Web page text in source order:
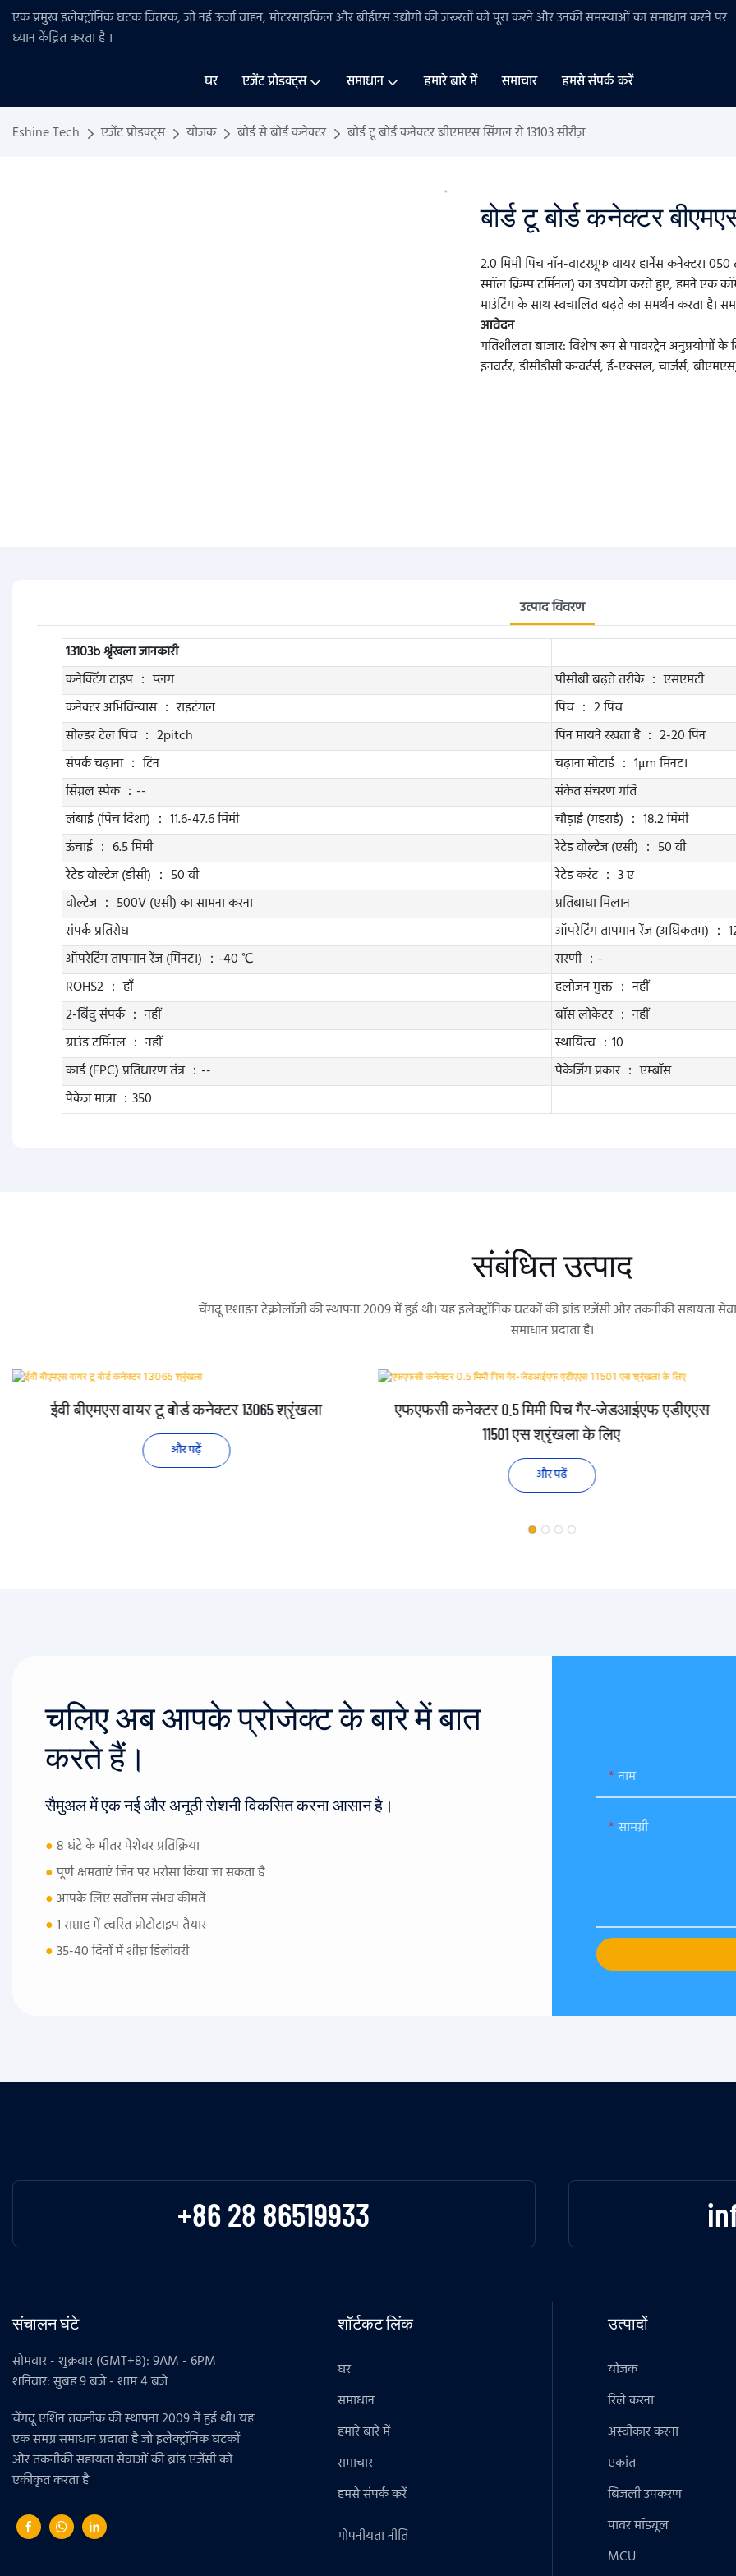
एक प्रमुख इलेक्ट्रॉनिक घटक वितरक, जो नई ऊर्जा वाहन, मोटरसाइकिल और बीईएसउद्योगों कीजरूरतों को पूरा करने और उनकी समस्याओं का समाधान करने पर
ध्यान केंद्रित करता है।
घर एजेंट प्रोडक्ट्स समाधान हमारे बारे में समाचार हमसे संपर्क करें
Eshine Tech एजेंट प्रोडक्ट्स योजक बोर्ड से बोर्ड कनेक्टर बोर्ड टू बोर्ड कनेक्टर बीएमएस सिंगल रो 13103 सीरीज़
बोर्ड टू बोर्ड कनेक्टर
2.0 मिमी पिच नॉन-वाटरप्रूफ वायर हार्नेस कनेक्टर।
स्मॉल क्रिम्प टर्मिनल) का उपयोग करते हुए, हमने एक
माउंटिंग के साथ स्वचालित बढ़ते का समर्थन करता है।
आवेदन
गतिशीलता बाजार: विशेष रूप से पावरट्रेन अनुप्रयोगों
इनवर्टर, डीसीडीसी कन्वर्टर्स, ई-एक्सल, चार्जर्स,
उत्पाद विवरण
13103b श्रृंखला जानकारी
कनेक्टिंग टाइप ： प्लग
पीसीबी बढ़ते तरीके ： एसएमटी
कनेक्टर अभिविन्यास ： राइटंगल
पिच ： 2 पिच
सोल्डर टेल पिच ： 2pitch
पिन मायने रखता है ： 2-20 पिन
संपर्क चढ़ाना ： टिन
चढ़ाना मोटाई ： 1μm मिनट।
सिग्नल स्पेक ：--
संकेत संचरण गति
लंबाई (पिच दिशा) ： 11.6-47.6 मिमी
चौड़ाई (गहराई) ： 18.2 मिमी
ऊंचाई ： 6.5 मिमी
रेटेड वोल्टेज (एसी) ： 50 वी
रेटेड वोल्टेज (डीसी) ： 50 वी
रेटेड करंट ： 3 ए
वोल्टेज ： 500V (एसी) का सामना करना
प्रतिबाधा मिलान
संपर्क प्रतिरोध
ऑपरेटिंग तापमान रेंज (अधिकतम) ：
ऑपरेटिंग तापमान रेंज (मिनट।) ：-40 ℃
सरणी ：-
ROHS2 ： हाँ
हलोजन मुक्त ： नहीं
2-बिंदु संपर्क ： नहीं
बॉस लोकेटर ： नहीं
ग्राउंड टर्मिनल ： नहीं
स्थायित्व ：10
कार्ड (FPC) प्रतिधारण तंत्र ：--
पैकेजिंग प्रकार ： एम्बॉस
पैकेज मात्रा ：350
संबंधित उत्पाद
चेंगदू एशाइन टेक्नोलॉजी की स्थापना 2009 में हुई थी। यह इलेक्ट्रॉनिक घटकों की ब्रांड एजेंसी और तकनीकी सहायता
समाधान प्रदाता है।
ईवी बीएमएस वायर टू बोर्ड कनेक्टर 13065 श्रृंखला
और पढ़ें
एफएफसी कनेक्टर 0.5 मिमी पिच गैर-जेडआईएफ एडीएएस
11501 एस श्रृंखला के लिए
और पढ़ें
चलिए अब आपके प्रोजेक्ट के बारे में बात
करते हैं।
सैमुअल में एक नई और अनूठी रोशनी विकसित करना आसान है।
● 8 घंटे के भीतर पेशेवर प्रतिक्रिया
●पूर्ण क्षमताएं जिन पर भरोसा किया जा सकता है
●आपके लिए सर्वोत्तम संभव कीमतें
●1 सप्ताह में त्वरित प्रोटोटाइप तैयार
●35-40 दिनों में शीघ्र डिलीवरी
नाम
सामग्री
+86 28 86519933
संचालन घंटे
सोमवार - शुक्रवार (GMT+8): 9AM - 6PM
शनिवार: सुबह 9 बजे - शाम 4 बजे
चेंगदू एशिन तकनीक की स्थापना 2009 में हुई थी। यह
एक समग्र समाधान प्रदाता है जो इलेक्ट्रॉनिक घटकों
और तकनीकी सहायता सेवाओं की ब्रांड एजेंसी को
एकीकृत करता है
शॉर्टकट लिंक
घर
समाधान
हमारे बारे में
समाचार
हमसे संपर्क करें
गोपनीयता नीति
उत्पादों
योजक
रिले करना
अस्वीकार करना
एकांत
बिजली उपकरण
पावर मॉड्यूल
MCU